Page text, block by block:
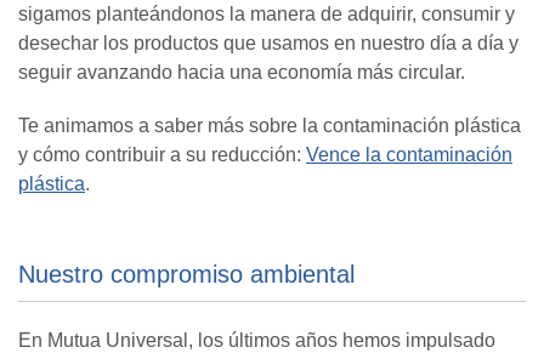
sigamos planteándonos la manera de adquirir, consumir y
desechar los productos que usamos en nuestro día a día y
seguir avanzando hacia una economía más circular.
Te animamos a saber más sobre la contaminación plástica
y cómo contribuir a su reducción: Vence la contaminación
plástica.
Nuestro compromiso ambiental
En Mutua Universal, los últimos años hemos impulsado